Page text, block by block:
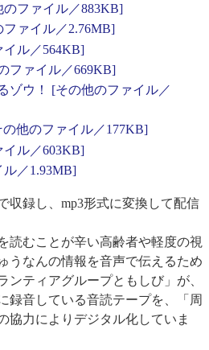
のファイル／883KB]
ァイル／2.76MB]
ル／564KB]
ファイル／669KB]
ゾウ！ [その他のファイル／
他のファイル／177KB]
ル／603KB]
ル／1.93MB]
収録し、mp3形式に変換して配信
読むことが辛い高齢者や軽度の視
うなんの情報を音声で伝えるため
ンティアグループともしび」が、
録音している音読テープを、「周
協力によりデジタル化していま